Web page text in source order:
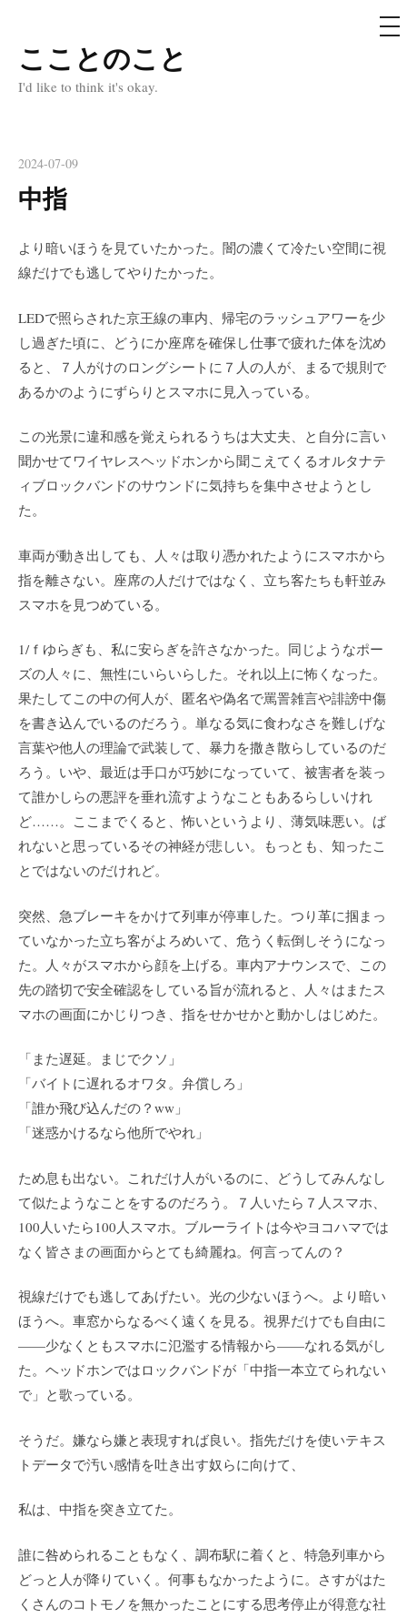
コ
ン
ス
ッ
プ
こことのこと
I'd like to think it's okay.
メ
ニ
2024-07-09
中指
より暗いほうを見ていたかった。闇の濃くて冷たい空間に視
線だけでも逃してやりたかった。
LEDで照らされた京王線の車内、帰宅のラッシュアワーを少
し過ぎた頃に、どうにか座席を確保し仕事で疲れた体を沈め
ると、７人がけのロングシートに７人の人が、まるで規則で
あるかのようにずらりとスマホに見入っている。
この光景に違和感を覚えられるうちは大丈夫、と自分に言い
聞かせてワイヤレスヘッドホンから聞こえてくるオルタナテ
ィブロックバンドのサウンドに気持ちを集中させようとし
た。
車両が動き出しても、人々は取り憑かれたようにスマホから
指を離さない。座席の人だけではなく、立ち客たちも軒並み
スマホを見つめている。
1/ｆゆらぎも、私に安らぎを許さなかった。同じようなポー
ズの人々に、無性にいらいらした。それ以上に怖くなった。
果たしてこの中の何人が、匿名や偽名で罵詈雑言や誹謗中傷
を書き込んでいるのだろう。単なる気に食わなさを難しげな
言葉や他人の理論で武装して、暴力を撒き散らしているのだ
ろう。いや、最近は手口が巧妙になっていて、被害者を装っ
て誰かしらの悪評を垂れ流すようなこともあるらしいけれ
ど……。ここまでくると、怖いというより、薄気味悪い。ば
れないと思っているその神経が悲しい。もっとも、知ったこ
とではないのだけれど。
突然、急ブレーキをかけて列車が停車した。つり革に掴まっ
ていなかった立ち客がよろめいて、危うく転倒しそうになっ
た。人々がスマホから顔を上げる。車内アナウンスで、この
先の踏切で安全確認をしている旨が流れると、人々はまたス
マホの画面にかじりつき、指をせかせかと動かしはじめた。
「また遅延。まじでクソ」
「バイトに遅れるオワタ。弁償しろ」
「誰か飛び込んだの？ww」
「迷惑かけるなら他所でやれ」
ため息も出ない。これだけ人がいるのに、どうしてみんなし
て似たようなことをするのだろう。７人いたら７人スマホ、
100人いたら100人スマホ。ブルーライトは今やヨコハマでは
なく皆さまの画面からとても綺麗ね。何言ってんの？
視線だけでも逃してあげたい。光の少ないほうへ。より暗い
ほうへ。車窓からなるべく遠くを見る。視界だけでも自由に
——少なくともスマホに氾濫する情報から——なれる気がし
た。ヘッドホンではロックバンドが「中指一本立てられない
で」と歌っている。
そうだ。嫌なら嫌と表現すれば良い。指先だけを使いテキス
トデータで汚い感情を吐き出す奴らに向けて、
私は、中指を突き立てた。
誰に咎められることもなく、調布駅に着くと、特急列車から
どっと人が降りていく。何事もなかったように。さすがはた
くさんのコトモノを無かったことにする思考停止が得意な社